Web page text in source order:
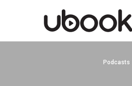
Podcasts